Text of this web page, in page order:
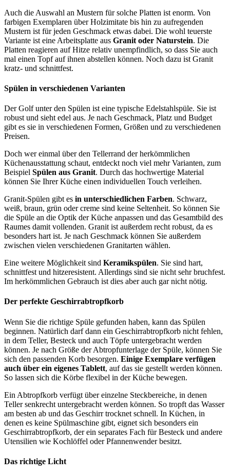
Auch die Auswahl an Mustern für solche Platten ist enorm. Von
farbigen Exemplaren über Holzimitate bis hin zu aufregenden
Mustern ist für jeden Geschmack etwas dabei. Die wohl teuerste
Variante ist eine Arbeitsplatte aus Granit oder Naturstein. Die
Platten reagieren auf Hitze relativ unempfindlich, so dass Sie auch
mal einen Topf auf ihnen abstellen können. Noch dazu ist Granit
kratz- und schnittfest.
Spülen in verschiedenen Varianten
Der Golf unter den Spülen ist eine typische Edelstahlspüle. Sie ist
robust und sieht edel aus. Je nach Geschmack, Platz und Budget
gibt es sie in verschiedenen Formen, Größen und zu verschiedenen
Preisen.
Doch wer einmal über den Tellerrand der herkömmlichen
Küchenausstattung schaut, entdeckt noch viel mehr Varianten, zum
Beispiel Spülen aus Granit. Durch das hochwertige Material
können Sie Ihrer Küche einen individuellen Touch verleihen.
Granit-Spülen gibt es in unterschiedlichen Farben. Schwarz,
weiß, braun, grün oder creme sind keine Seltenheit. So können Sie
die Spüle an die Optik der Küche anpassen und das Gesamtbild des
Raumes damit vollenden. Granit ist außerdem recht robust, da es
besonders hart ist. Je nach Geschmack können Sie außerdem
zwischen vielen verschiedenen Granitarten wählen.
Eine weitere Möglichkeit sind Keramikspülen. Sie sind hart,
schnittfest und hitzeresistent. Allerdings sind sie nicht sehr bruchfest.
Im herkömmlichen Gebrauch ist dies aber auch gar nicht nötig.
Der perfekte Geschirrabtropfkorb
Wenn Sie die richtige Spüle gefunden haben, kann das Spülen
beginnen. Natürlich darf dann ein Geschirrabtropfkorb nicht fehlen,
in dem Teller, Besteck und auch Töpfe untergebracht werden
können. Je nach Größe der Abtropfunterlage der Spüle, können Sie
sich den passenden Korb besorgen. Einige Exemplare verfügen
auch über ein eigenes Tablett, auf das sie gestellt werden können.
So lassen sich die Körbe flexibel in der Küche bewegen.
Ein Abtropfkorb verfügt über einzelne Steckbereiche, in denen
Teller senkrecht untergebracht werden können. So tropft das Wasser
am besten ab und das Geschirr trocknet schnell. In Küchen, in
denen es keine Spülmaschine gibt, eignet sich besonders ein
Geschirrabtropfkorb, der ein separates Fach für Besteck und andere
Utensilien wie Kochlöffel oder Pfannenwender besitzt.
Das richtige Licht